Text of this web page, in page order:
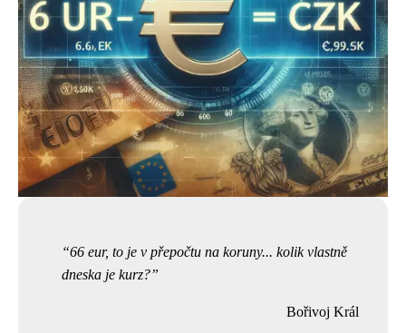
66 eur, to je v přepočtu na koruny... kolik vlastně
dneska je kurz?
Bořivoj Král